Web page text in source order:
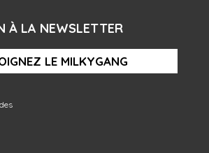
À LA NEWSLETTER
LE MILKYGANG